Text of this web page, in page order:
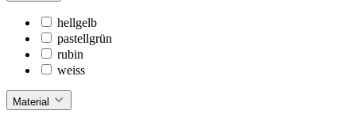
hellgelb
pastellgrün
rubin
weiss
Material